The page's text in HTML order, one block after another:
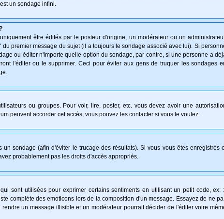
un sondage infini.
être édités par le posteur d'origine, un modérateur ou un
premier message du sujet (il a toujours le sondage associé avec lui). Si
ou éditer n'importe quelle option du sondage, par contre, si une personne a
l'éditer ou le supprimer. Ceci pour éviter aux gens de truquer les sondages
ou groupes. Pour voir, lire, poster, etc. vous devez avoir une
peuvent accorder cet accès, vous pouvez les contacter si vous le voulez.
sondage (afin d'éviter le trucage des résultats). Si vous vous êtes enregistrés
probablement pas les droits d'accès appropriés.
sont utilisées pour exprimer certains sentiments en utilisant un petit code, ex:
complète des emoticons lors de la composition d'un message. Essayez de ne
un message illisible et un modérateur pourrait décider de l'éditer voire